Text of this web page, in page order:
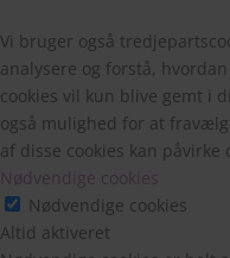
Vi bruger også
analysere og forstå,
cookies vil kun blive gemt i
også mulighed for at
af disse cookies kan
Nødvendige cookies
Nødvendige cookies
Altid aktiveret